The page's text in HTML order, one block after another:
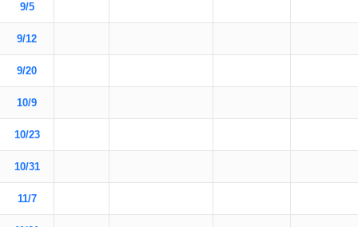
9/5
9/12
9/20
10/9
10/23
10/31
11/7